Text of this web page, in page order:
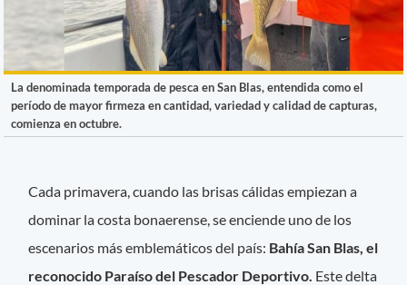
La denominada temporada de pesca en San Blas, entendida como el
período de mayor firmeza en cantidad, variedad y calidad de capturas,
comienza en octubre.
Cada primavera, cuando las brisas cálidas empiezan a
dominar la costa bonaerense, se enciende uno de los
escenarios más emblemáticos del país: Bahía San Blas, el
reconocido Paraíso del Pescador Deportivo. Este delta